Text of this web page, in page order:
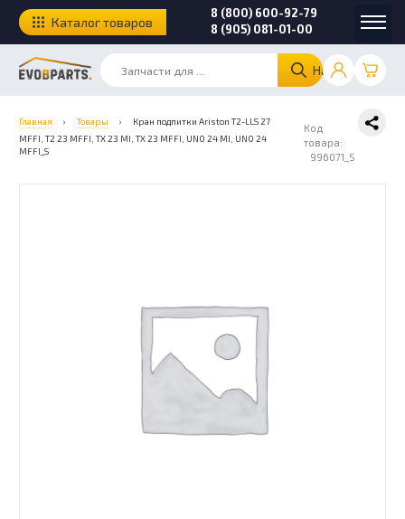
Найти
8 (800) 600-92-79
8 (905) 081-01-00
Каталог товаров
Главная › Товары ›
Кран подпитки Ariston T2-LLS 27
MFFI, T2 23 MFFI, TX 23 MI, TX 23 MFFI, UNO 24 MI, UNO 24
MFFI_S
Код
товара:
996071_S